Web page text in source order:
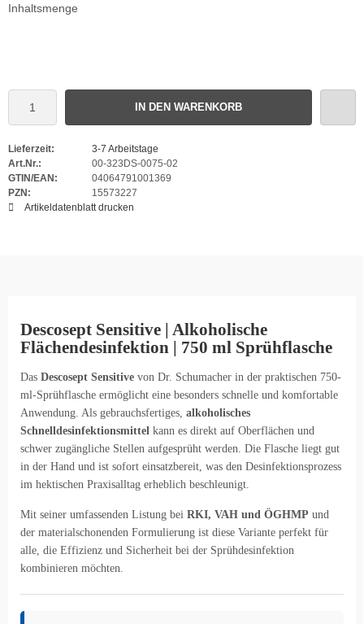
Inhaltsmenge
IN DEN WARENKORB
Lieferzeit:
3-7 Arbeitstage
Art.Nr.:
00-323DS-0075-02
GTIN/EAN:
04064791001369
PZN:
15573227
Artikeldatenblatt drucken
Descosept Sensitive | Alkoholische
Flächendesinfektion | 750 ml Sprühflasche
Das Descosept Sensitive von Dr. Schumacher in der praktischen 750-
ml-Sprühflasche ermöglicht eine besonders schnelle und komfortable
Anwendung. Als gebrauchsfertiges, alkoholisches
Schnelldesinfektionsmittel kann es direkt auf Oberflächen und
schwer zugängliche Stellen aufgesprüht werden. Die Flasche liegt gut
in der Hand und ist sofort einsatzbereit, was den Desinfektionsprozess
im hektischen Praxisalltag erheblich beschleunigt.
Mit seiner umfassenden Listung bei RKI, VAH und ÖGHMP und
der materialschonenden Formulierung ist diese Variante perfekt für
alle, die Effizienz und Sicherheit bei der Sprühdesinfektion
kombinieren möchten.